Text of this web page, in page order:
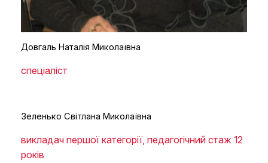
Довгаль Наталія Миколаївна
спеціаліст
Зеленько Світлана Миколаївна
викладач першої категорії, педагогічний стаж 12
років